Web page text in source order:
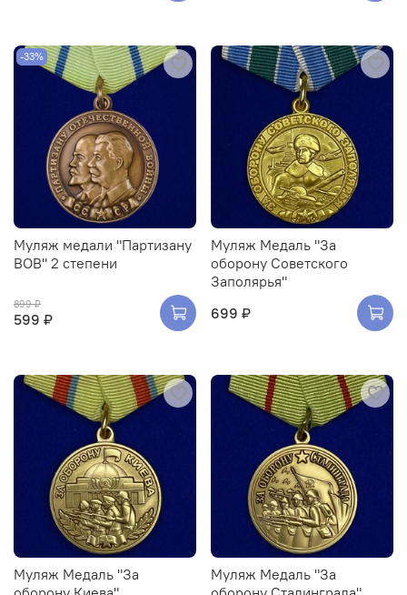
-33%
Муляж медали "Партизану
ВОВ" 2 степени
899 ₽
599 ₽
Муляж Медаль "За
оборону Советского
Заполярья"
699 ₽
Муляж Медаль "За
Муляж Медаль "За